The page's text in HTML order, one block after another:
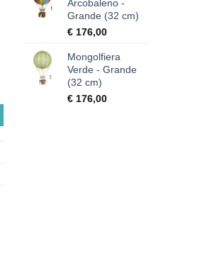
Arcobaleno -
Grande (32 cm)
€176,00
Mongolfiera
Verde - Grande
(32 cm)
€176,00